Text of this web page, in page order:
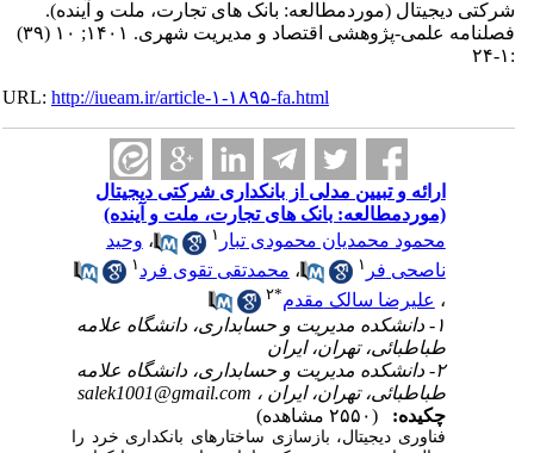
شرکتی دیجیتال (موردمطالعه: بانک های تجارت، ملت و آینده).
فصلنامه علمی-پژوهشی اقتصاد و مدیریت شهری. ۱۴۰۱; ۱۰ (۳۹)
URL:http://iueam.ir/article-۱-۱۸۹۵-fa.html
ارائه و تبیین مدلی از بانکداری شرکتی دیجیتال
(موردمطالعه: بانک های تجارت، ملت و آینده)
محمود محمدیان محمودی ‎تبار
۱ ،وحید
ناصحی ‎فر
۱ ،محمدتقی تقوی ‎فرد
علیرضا سالک ‎مقدم ۲
۱- دانشکده مدیریت و حسابداری، دانشگاه علامه
طباطبائی، تهران، ایران
۲- دانشکده مدیریت و حسابداری، دانشگاه علامه
طباطبائی، تهران، ایران ، salek1001@gmail.com
چکیده:
فناوری دیجیتال، بازسازی ساختارهای بانکداری خرد را